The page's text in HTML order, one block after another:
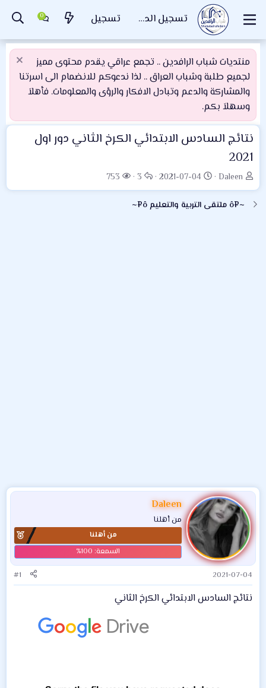
تسجيل الدخول تسجيل
منتديات شباب الرافدين .. تجمع عراقي يقدم محتوى مميز
لجميع طلبة وشباب العراق .. لذا ندعوكم للانضمام الى اسرتنا
والمشاركة والدعم وتبادل الافكار والرؤى والمعلومات. فأهلاَ
وسهلاَ بكم.
نتائج السادس الابتدائي الكرخ الثاني دور اول
2021
ب
ا
د
Daleen
ت
ا
ر
2021-07-04
ا
ل
ر
3
ا
ل
753
~¤ô ملتقى التربية والتعليم ô¤~
Daleen
من أهلنا
من أهلنا
2021-07-04
#1
نتائج السادس الابتدائي الكرخ الثاني